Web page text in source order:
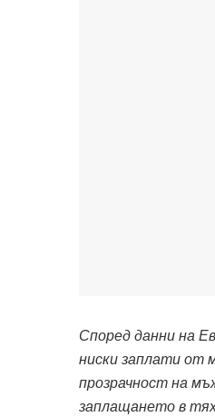
Според данни на
ниски заплати от
прозрачност на
заплащането в